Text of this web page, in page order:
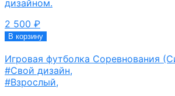
дизайном.
2 500 ₽
В корзину
Игровая футболка Соревнования
#Свой дизайн,
#Взрослый,